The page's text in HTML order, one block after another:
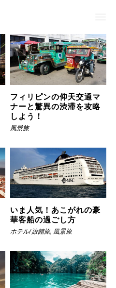
フィリピンの仰天交通マ
ナーと驚異の渋滞を攻略
しよう！
風景旅
いま人気！あこがれの豪
華客船の過ごし方
ホテル/旅館旅, 風景旅